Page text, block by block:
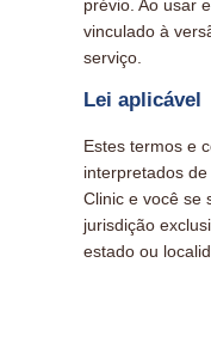
prévio. Ao usar
vinculado à
serviço.
Lei aplicável
Estes termos e
interpretados
Clinic e você se
jurisdição
estado ou